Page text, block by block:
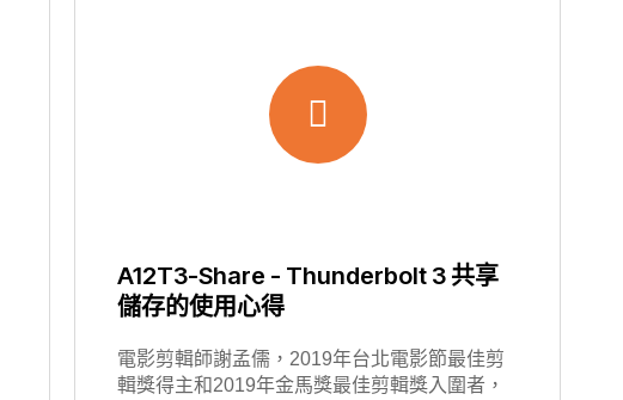
A12T3-Share - Thunderbolt 3 共享
儲存的使用心得
電影剪輯師謝孟儒，2019年台北電影節最佳剪
輯獎得主和2019年金馬獎最佳剪輯獎入圍者，